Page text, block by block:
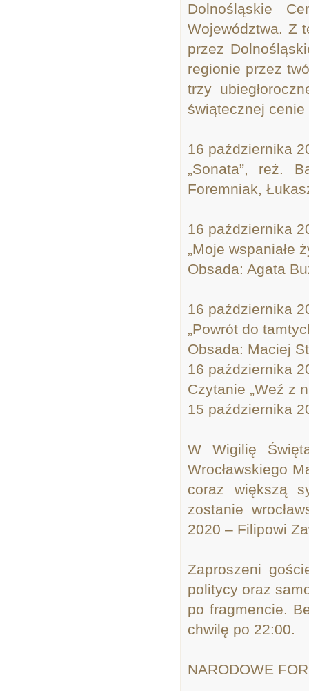
Dolnośląskie
Województwa. Z
przez
regionie przez
trzy
świątecznej cenie
16 października
„Sonata”, reż.
Foremniak,
16 października
„Moje wspaniałe
Obsada: Agata
16 października
„Powrót do
Obsada: Maciej
16 października
Czytanie „Weź z
15 października
W Wigilię
Wrocławskiego
coraz większą
zostanie
2020 – Filipowi
Zaproszeni
politycy oraz
po fragmencie.
chwilę po 22:00.
NARODOWE